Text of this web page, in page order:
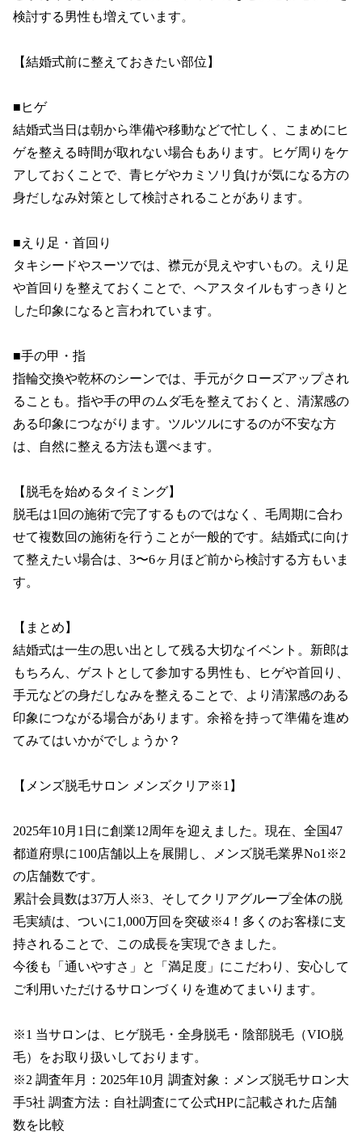
検討する男性も増えています。
【結婚式前に整えておきたい部位】
■ヒゲ
結婚式当日は朝から準備や移動などで忙しく、こまめにヒ
ゲを整える時間が取れない場合もあります。ヒゲ周りをケ
アしておくことで、青ヒゲやカミソリ負けが気になる方の
身だしなみ対策として検討されることがあります。
■えり足・首回り
タキシードやスーツでは、襟元が見えやすいもの。えり足
や首回りを整えておくことで、ヘアスタイルもすっきりと
した印象になると言われています。
■手の甲・指
指輪交換や乾杯のシーンでは、手元がクローズアップされ
ることも。指や手の甲のムダ毛を整えておくと、清潔感の
ある印象につながります。ツルツルにするのが不安な方
は、自然に整える方法も選べます。
【脱毛を始めるタイミング】
脱毛は1回の施術で完了するものではなく、毛周期に合わ
せて複数回の施術を行うことが一般的です。結婚式に向け
て整えたい場合は、3〜6ヶ月ほど前から検討する方もいま
す。
【まとめ】
結婚式は一生の思い出として残る大切なイベント。新郎は
もちろん、ゲストとして参加する男性も、ヒゲや首回り、
手元などの身だしなみを整えることで、より清潔感のある
印象につながる場合があります。余裕を持って準備を進め
てみてはいかがでしょうか？
【メンズ脱毛サロン メンズクリア※1】
2025年10月1日に創業12周年を迎えました。現在、全国47
都道府県に100店舗以上を展開し、メンズ脱毛業界No1※2
の店舗数です。
累計会員数は37万人※3、そしてクリアグループ全体の脱
毛実績は、ついに1,000万回を突破※4！多くのお客様に支
持されることで、この成長を実現できました。
今後も「通いやすさ」と「満足度」にこだわり、安心して
ご利用いただけるサロンづくりを進めてまいります。
※1 当サロンは、ヒゲ脱毛・全身脱毛・陰部脱毛（VIO脱
毛）をお取り扱いしております。
※2 調査年月：2025年10月 調査対象：メンズ脱毛サロン大
手5社 調査方法：自社調査にて公式HPに記載された店舗
数を比較